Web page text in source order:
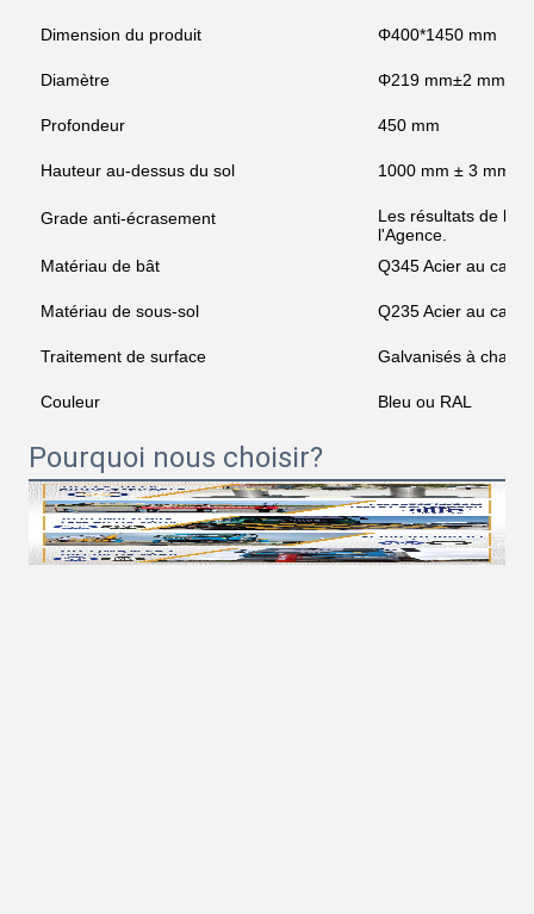
Dimension du produit Φ400*1450 mm
Diamètre Φ219 mm±2 mm
Profondeur 450 mm
Hauteur au-dessus du sol 1000 mm ± 3 mm
Grade anti-écrasement
Les résultats de
l'Agence.
Matériau de bât
Q345 Acier au
Matériau de sous-sol Q235 Acier au
Traitement de surface Galvanisés à
Couleur Bleu ou RAL
Pourquoi nous choisir?